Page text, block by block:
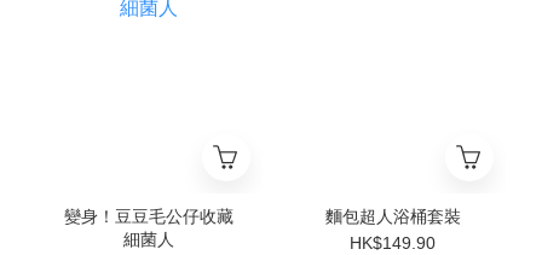
變身！豆豆毛公仔收藏
細菌人
麵包超人浴桶套裝
HK$149.90